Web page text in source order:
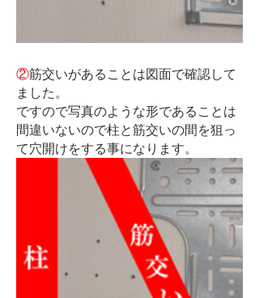
②筋交いがあることは図面で確認して
ました。
ですので写真のような形であることは
間違いないので柱と筋交いの間を狙っ
て穴開けをする事になります。